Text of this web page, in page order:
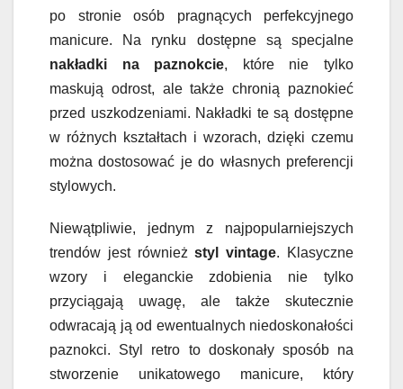
po stronie osób pragnących perfekcyjnego
manicure. Na rynku dostępne są specjalne
nakładki na paznokcie, które nie tylko
maskują odrost, ale także chronią paznokieć
przed uszkodzeniami. Nakładki te są dostępne
w różnych kształtach i wzorach, dzięki czemu
można dostosować je do własnych preferencji
stylowych.
Niewątpliwie, jednym z najpopularniejszych
trendów jest równieżstyl vintage. Klasyczne
wzory i eleganckie zdobienia nie tylko
przyciągają uwagę, ale także skutecznie
odwracają ją od ewentualnych niedoskonałości
paznokci. Styl retro to doskonały sposób na
stworzenie unikatowego manicure, który